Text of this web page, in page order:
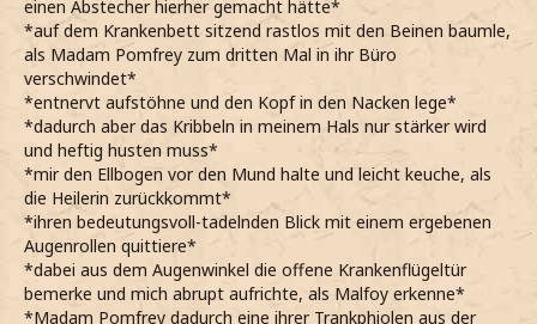
einen Abstecher hierher gemacht hätte*
*auf dem Krankenbett sitzend rastlos mit den Beinen baumle,
als Madam Pomfrey zum dritten Mal in ihr Büro
verschwindet*
*entnervt aufstöhne und den Kopf in den Nacken lege*
*dadurch aber das Kribbeln in meinem Hals nur stärker wird
und heftig husten muss*
*mir den Ellbogen vor den Mund halte und leicht keuche, als
die Heilerin zurückkommt*
*ihren bedeutungsvoll-tadelnden Blick mit einem ergebenen
Augenrollen quittiere*
*dabei aus dem Augenwinkel die offene Krankenflügeltür
bemerke und mich abrupt aufrichte, als Malfoy erkenne*
*Madam Pomfrey dadurch eine ihrer Trankphiolen aus der